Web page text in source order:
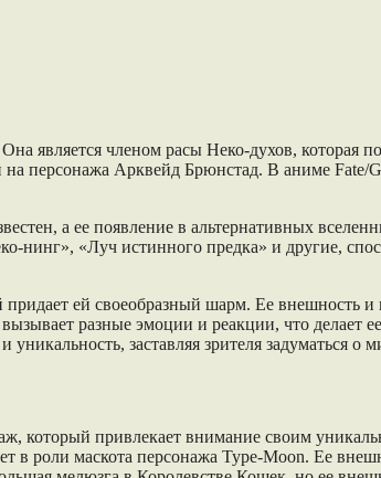
является членом расы Неко-духов, которая
персонажа Арквейд Брюнстад. В аниме Fate/
а ее появление в альтернативных
«Луч истинного предка» и другие,
ей своеобразный шарм. Ее внешность
разные эмоции и реакции, что делает
заставляя зрителя задуматься о
привлекает внимание своим
в роли маскота персонажа Type-Moon. Ее